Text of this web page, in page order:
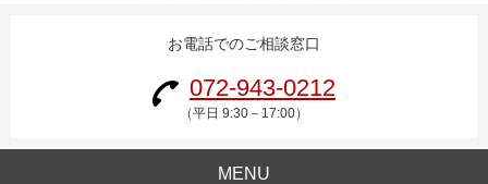
お電話でのご相談窓口
072-943-0212
（平日 9:30－17:00）
MENU